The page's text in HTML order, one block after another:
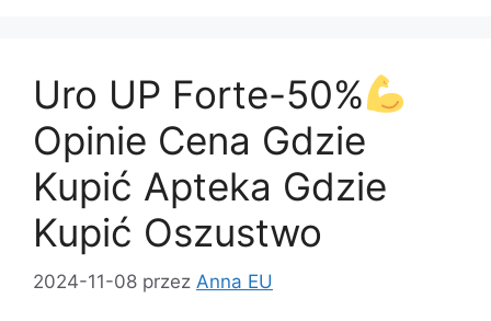
o
k
n
Uro UP Forte-50%
Opinie Cena Gdzie
Kupić Apteka Gdzie
Kupić Oszustwo
2024-11-08 przez Anna EU